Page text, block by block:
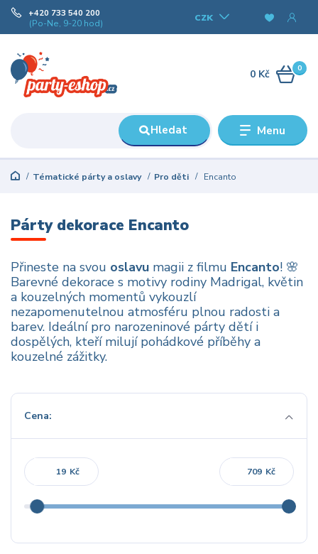
Menu
CZK
Hledat
+420 733 540 200
(Po-Ne, 9-20 hod)
0
0 Kč
Tématické párty a oslavy Pro děti Encanto
Párty dekorace Encanto
Přineste na svou oslavu magii z filmu Encanto! 🌸
Barevné dekorace s motivy rodiny Madrigal, květin
a kouzelných momentů vykouzlí
nezapomenutelnou atmosféru plnou radosti a
barev. Ideální pro narozeninové párty dětí i
dospělých, kteří milují pohádkové příběhy a
kouzelné zážitky.
Cena:
Kč Kč